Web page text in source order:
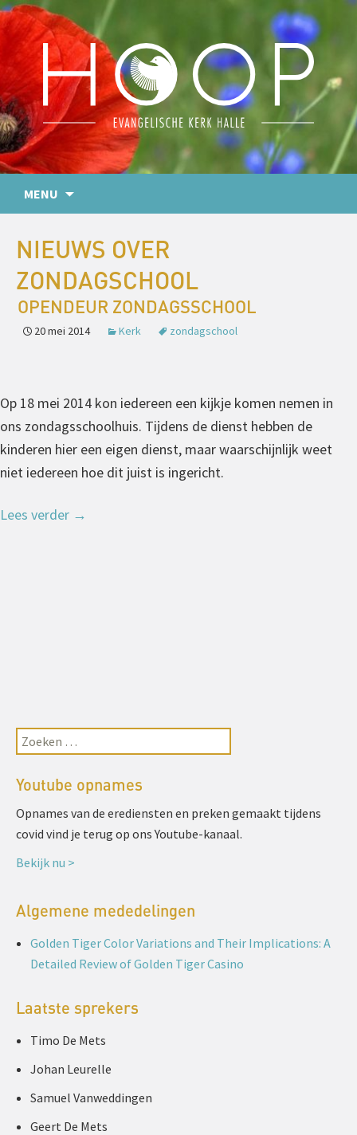
MENU
NIEUWS OVER
ZONDAGSCHOOL
OPENDEUR ZONDAGSSCHOOL
20 mei 2014 Kerk zondagschool
Op 18 mei 2014 kon iedereen een kijkje komen nemen in
ons zondagsschoolhuis. Tijdens de dienst hebben de
kinderen hier een eigen dienst, maar waarschijnlijk weet
niet iedereen hoe dit juist is ingericht.
Lees verder →
Youtube opnames
Opnames van de erediensten en preken gemaakt tijdens
covid vind je terug op ons Youtube-kanaal.
Bekijk nu >
Algemene mededelingen
Golden Tiger Color Variations and Their Implications: A
Detailed Review of Golden Tiger Casino
Laatste sprekers
Timo De Mets
Johan Leurelle
Samuel Vanweddingen
Geert De Mets